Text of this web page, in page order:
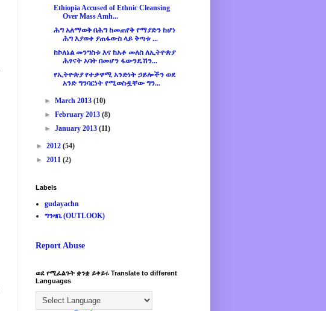
Ethiopia Accused of Ethnic Cleansing
Over Mass Amh...
ሕግ አለማወቅ በሕግ ከመጠየቅ የማያድን ከሆነ
ሕግ እያወቀ ያጠፋውስ ላይ ቅጣቱ ...
ከኮለኔል መንግስቱ እና ከአቶ መለስ ለኢትዮጵያ
ሕፃናት አባት በመሆን ፋውንዴሽን...
የኢትዮጵያ የተቃዋሚ አንድነት ኃይሎችን ወደ
አንድ ግንባርነት የሚወስዷቸው ግን...
►March 2013(10)
►February 2013(8)
►January 2013(11)
► 2012 (54)
► 2011 (2)
Labels
gudayachn
ግንዛቤ (OUTLOOK)
Report Abuse
ወደ የሚፈልጉት ቋንቋ ይቀይሩ Translate to different
Languages